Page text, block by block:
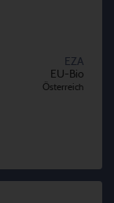
EZA
EU-Bio
Österreich